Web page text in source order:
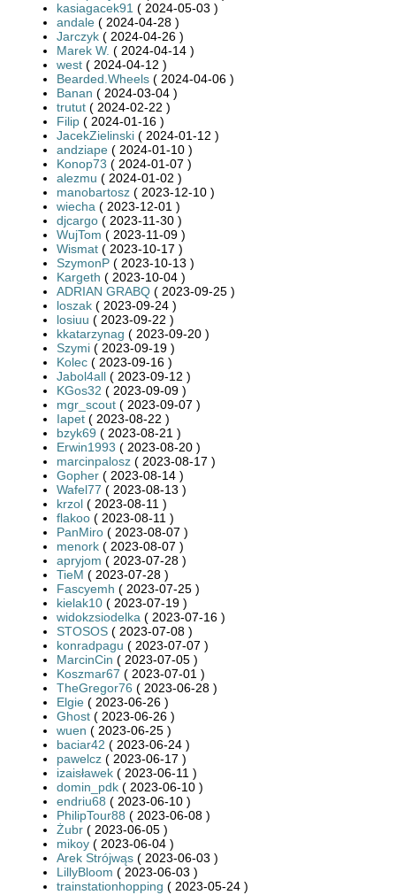
kasiagacek91 ( 2024-05-03 )
andale ( 2024-04-28 )
Jarczyk ( 2024-04-26 )
Marek W. ( 2024-04-14 )
west ( 2024-04-12 )
Bearded.Wheels ( 2024-04-06 )
Banan ( 2024-03-04 )
trutut ( 2024-02-22 )
Filip ( 2024-01-16 )
JacekZielinski ( 2024-01-12 )
andziape ( 2024-01-10 )
Konop73 ( 2024-01-07 )
alezmu ( 2024-01-02 )
manobartosz ( 2023-12-10 )
wiecha ( 2023-12-01 )
djcargo ( 2023-11-30 )
WujTom ( 2023-11-09 )
Wismat ( 2023-10-17 )
SzymonP ( 2023-10-13 )
Kargeth ( 2023-10-04 )
ADRIAN GRABQ ( 2023-09-25 )
loszak ( 2023-09-24 )
losiuu ( 2023-09-22 )
kkatarzynag ( 2023-09-20 )
Szymi ( 2023-09-19 )
Kolec ( 2023-09-16 )
Jabol4all ( 2023-09-12 )
KGos32 ( 2023-09-09 )
mgr_scout ( 2023-09-07 )
Iapet ( 2023-08-22 )
bzyk69 ( 2023-08-21 )
Erwin1993 ( 2023-08-20 )
marcinpalosz ( 2023-08-17 )
Gopher ( 2023-08-14 )
Wafel77 ( 2023-08-13 )
krzol ( 2023-08-11 )
flakoo ( 2023-08-11 )
PanMiro ( 2023-08-07 )
menork ( 2023-08-07 )
apryjom ( 2023-07-28 )
TieM ( 2023-07-28 )
Fascyemh ( 2023-07-25 )
kielak10 ( 2023-07-19 )
widokzsiodelka ( 2023-07-16 )
STOSOS ( 2023-07-08 )
konradpagu ( 2023-07-07 )
MarcinCin ( 2023-07-05 )
Koszmar67 ( 2023-07-01 )
TheGregor76 ( 2023-06-28 )
Elgie ( 2023-06-26 )
Ghost ( 2023-06-26 )
wuen ( 2023-06-25 )
baciar42 ( 2023-06-24 )
pawelcz ( 2023-06-17 )
izaisławek ( 2023-06-11 )
domin_pdk ( 2023-06-10 )
endriu68 ( 2023-06-10 )
PhilipTour88 ( 2023-06-08 )
Żubr ( 2023-06-05 )
mikoy ( 2023-06-04 )
Arek Strójwąs ( 2023-06-03 )
LillyBloom ( 2023-06-03 )
trainstationhopping ( 2023-05-24 )